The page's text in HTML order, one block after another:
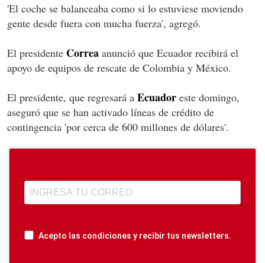
'El coche se balanceaba como si lo estuviese moviendo
gente desde fuera con mucha fuerza', agregó.
El presidente Correa anunció que Ecuador recibirá el
apoyo de equipos de rescate de Colombia y México.
El presidente, que regresará a Ecuador este domingo,
aseguró que se han activado líneas de crédito de
contingencia 'por cerca de 600 millones de dólares'.
Acepto las condiciones y recibir tus newsletters.